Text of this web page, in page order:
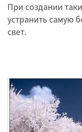
При создании
устранить самую
свет.